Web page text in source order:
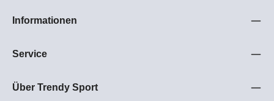
Informationen
Service
Über Trendy Sport